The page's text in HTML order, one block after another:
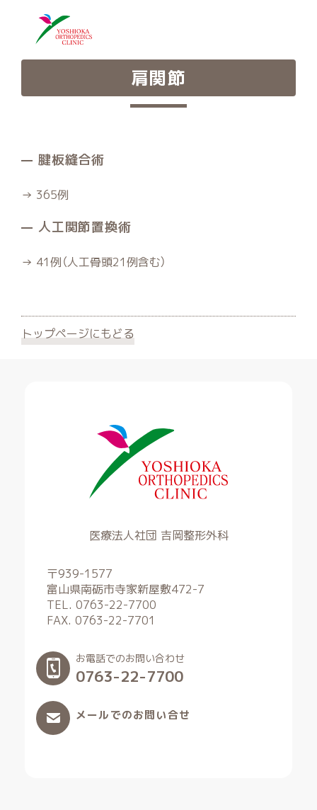
肩関節
腱板縫合術
→ 365例
人工関節置換術
→ 41例（人工骨頭21例含む）
トップページにもどる
医療法人社団 吉岡整形外科
〒939-1577
富山県南砺市寺家新屋敷472-7
TEL. 0763-22-7700
FAX. 0763-22-7701
お電話でのお問い合わせ
0763-22-7700
メールでのお問い合せ